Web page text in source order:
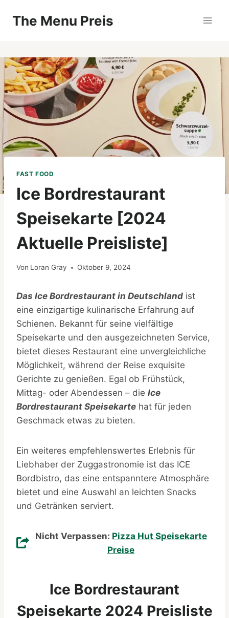
InhaltThe Menu Preis
FAST FOOD
Ice Bordrestaurant
Speisekarte [2024
Aktuelle Preisliste]
Von Loran Gray Oktober 9, 2024
Das Ice Bordrestaurant in Deutschland ist
eine einzigartige kulinarische Erfahrung auf
Schienen. Bekannt für seine vielfältige
Speisekarte und den ausgezeichneten Service,
bietet dieses Restaurant eine unvergleichliche
Möglichkeit, während der Reise exquisite
Gerichte zu genießen. Egal ob Frühstück,
Mittag- oder Abendessen – die Ice
Bordrestaurant Speisekarte hat für jeden
Geschmack etwas zu bieten.
Ein weiteres empfehlenswertes Erlebnis für
Liebhaber der Zuggastronomie ist das ICE
Bordbistro, das eine entspanntere Atmosphäre
bietet und eine Auswahl an leichten Snacks
und Getränken serviert.
Nicht Verpassen: Pizza Hut Speisekarte
Preise
Ice Bordrestaurant
Speisekarte 2024 Preisliste